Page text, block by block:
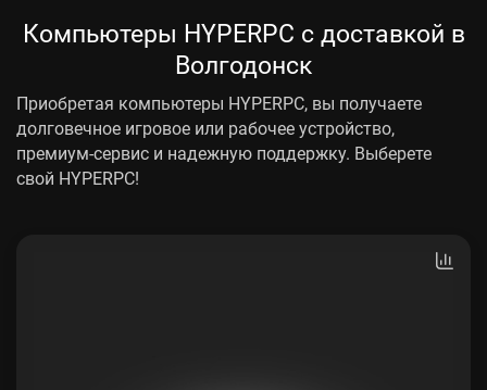
Компьютеры HYPERPC с доставкой в
Волгодонск
Приобретая компьютеры HYPERPC, вы получаете
долговечное игровое или рабочее устройство,
премиум-сервис и надежную поддержку. Выберете
свой HYPERPC!